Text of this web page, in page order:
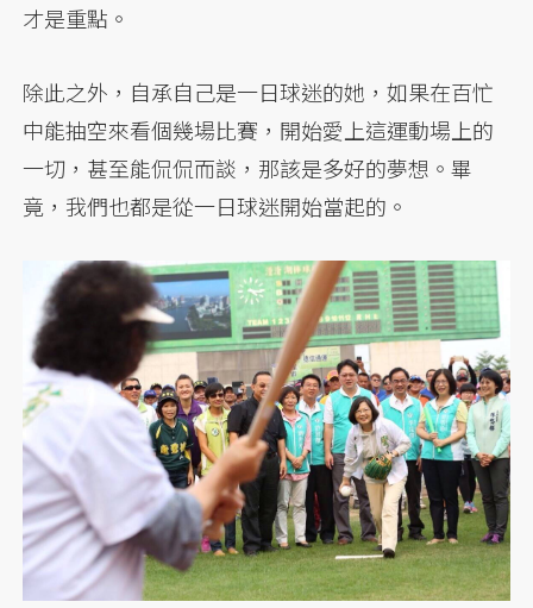
才是重點。
除此之外，自承自己是一日球迷的她，如果在百忙
中能抽空來看個幾場比賽，開始愛上這運動場上的
一切，甚至能侃侃而談，那該是多好的夢想。畢
竟，我們也都是從一日球迷開始當起的。